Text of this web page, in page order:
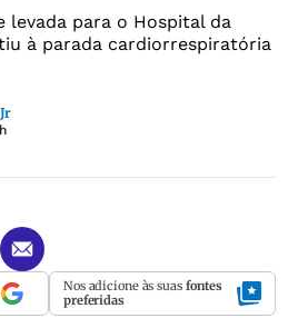
para o Hospital da
à parada cardiorrespiratória
Nos adicione às suas fontes
preferidas